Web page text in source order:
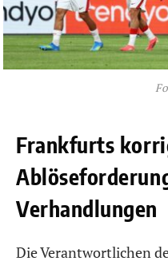
Frankfurts
Verhandlungen
Die Verantwortlichen